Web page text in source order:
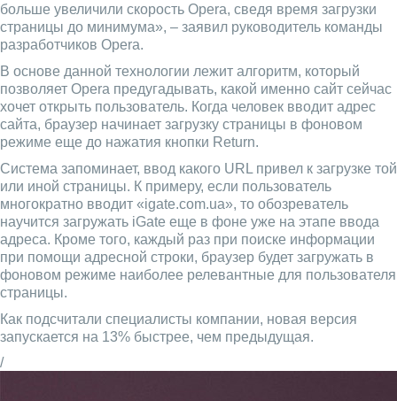
больше увеличили скорость Opera, сведя время загрузки
страницы до минимума», – заявил руководитель команды
разработчиков Opera.
В основе данной технологии лежит алгоритм, который
позволяет Opera предугадывать, какой именно сайт сейчас
хочет открыть пользователь. Когда человек вводит адрес
сайта, браузер начинает загрузку страницы в фоновом
режиме еще до нажатия кнопки Return.
Система запоминает, ввод какого URL привел к загрузке той
или иной страницы. К примеру, если пользователь
многократно вводит «igate.com.ua», то обозреватель
научится загружать iGate еще в фоне уже на этапе ввода
адреса. Кроме того, каждый раз при поиске информации
при помощи адресной строки, браузер будет загружать в
фоновом режиме наиболее релевантные для пользователя
страницы.
Как подсчитали специалисты компании, новая версия
запускается на 13% быстрее, чем предыдущая.
/